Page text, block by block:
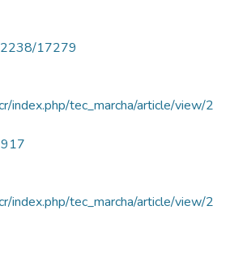
2238/17279
index.php/tec_marcha/article/view/2
index.php/tec_marcha/article/view/2